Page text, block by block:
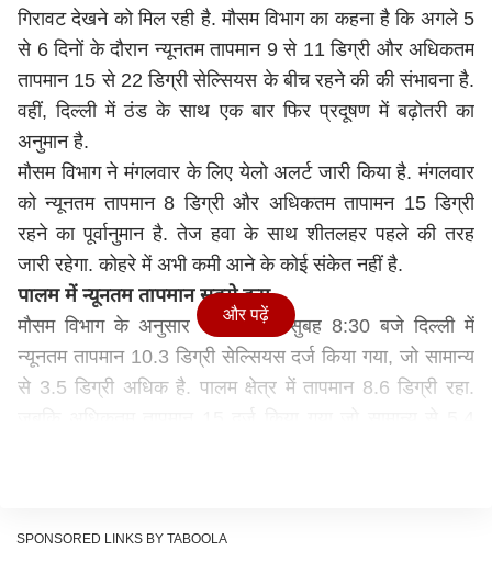
गिरावट देखने को मिल रही है. मौसम विभाग का कहना है कि अगले 5
से 6 दिनों के दौरान न्यूनतम तापमान 9 से 11 डिग्री और अधिकतम
तापमान 15 से 22 डिग्री सेल्सियस के बीच रहने की की संभावना है.
वहीं, दिल्ली में ठंड के साथ एक बार फिर प्रदूषण में बढ़ोतरी का
अनुमान है.
मौसम विभाग ने मंगलवार के लिए येलो अलर्ट जारी किया है. मंगलवार
को न्यूनतम तापमान 8 डिग्री और अधिकतम तापामन 15 डिग्री
रहने का पूर्वानुमान है. तेज हवा के साथ शीतलहर पहले की तरह
जारी रहेगा. कोहरे में अभी कमी आने के कोई संकेत नहीं है.
पालम में न्यूनतम तापमान सबसे कम
मौसम विभाग के अनुसार सोमवार की सुबह 8:30 बजे दिल्ली में
न्यूनतम तापमान 10.3 डिग्री सेल्सियस दर्ज किया गया, जो सामान्य
से 3.5 डिग्री अधिक है. पालम क्षेत्र में तापमान 8.6 डिग्री रहा.
कोहरा छाए रहने का पूर्वानुमान व्यक्त किया है. विभाग ने कहा कि बाद
और पढ़ें
SPONSORED LINKS BY TABOOLA